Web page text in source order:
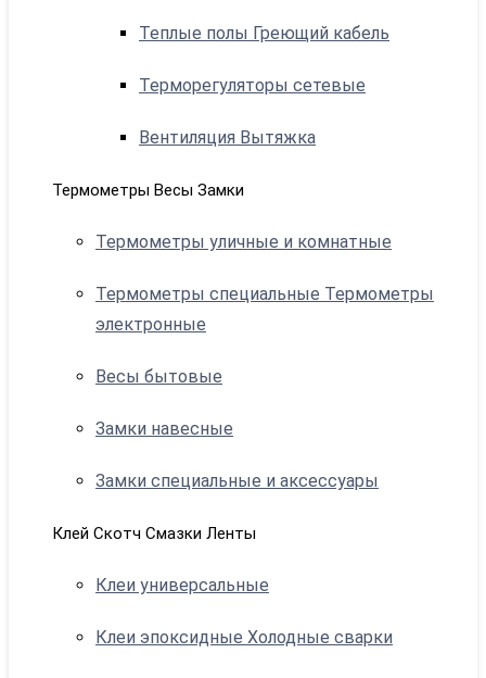
Теплые полы Греющий кабель
Терморегуляторы сетевые
Вентиляция Вытяжка
Термометры Весы Замки
Термометры уличные и комнатные
Термометры специальные Термометры
электронные
Весы бытовые
Замки навесные
Замки специальные и аксессуары
Клей Скотч Смазки Ленты
Клеи универсальные
Клеи эпоксидные Холодные сварки